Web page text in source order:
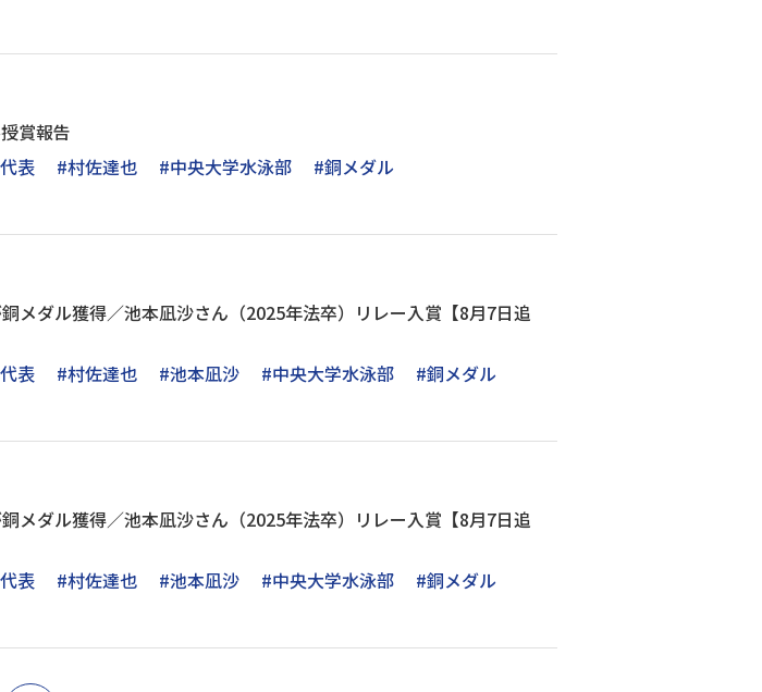
賞報告
表 #村佐達也 #中央大学水泳部
#銅メダル
メダル獲得／池本凪沙さん（2025年法卒）リレー入賞【8月7日追
表 #村佐達也 #池本凪沙 #中央大学水泳部
#銅メダル
メダル獲得／池本凪沙さん（2025年法卒）リレー入賞【8月7日追
表 #村佐達也 #池本凪沙 #中央大学水泳部
#銅メダル